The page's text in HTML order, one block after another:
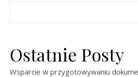
Ostatnie Posty
Wsparcie w przygotowywaniu